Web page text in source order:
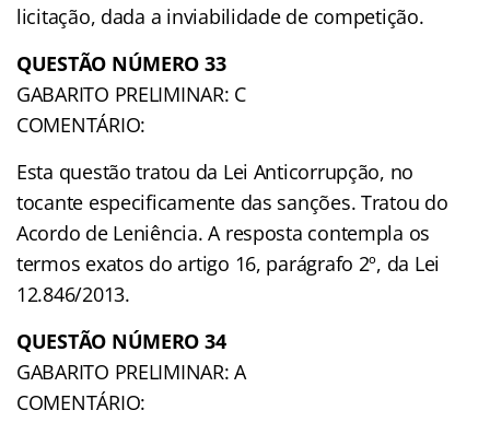
licitação, dada a inviabilidade de competição.
QUESTÃO NÚMERO 33
GABARITO PRELIMINAR: C
COMENTÁRIO:
Esta questão tratou da Lei Anticorrupção, no
tocante especificamente das sanções. Tratou do
Acordo de Leniência. A resposta contempla os
termos exatos do artigo 16, parágrafo 2º, da Lei
12.846/2013.
QUESTÃO NÚMERO 34
GABARITO PRELIMINAR: A
COMENTÁRIO: